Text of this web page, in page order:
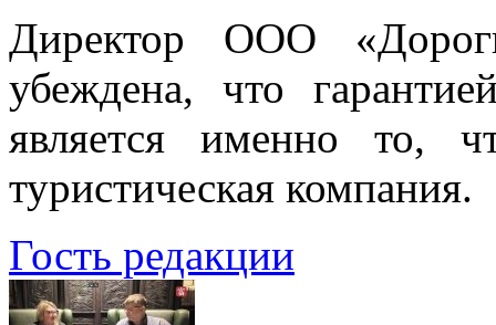
Директор ООО
убеждена, что
является именно то,
туристическая компания.
Гость редакции